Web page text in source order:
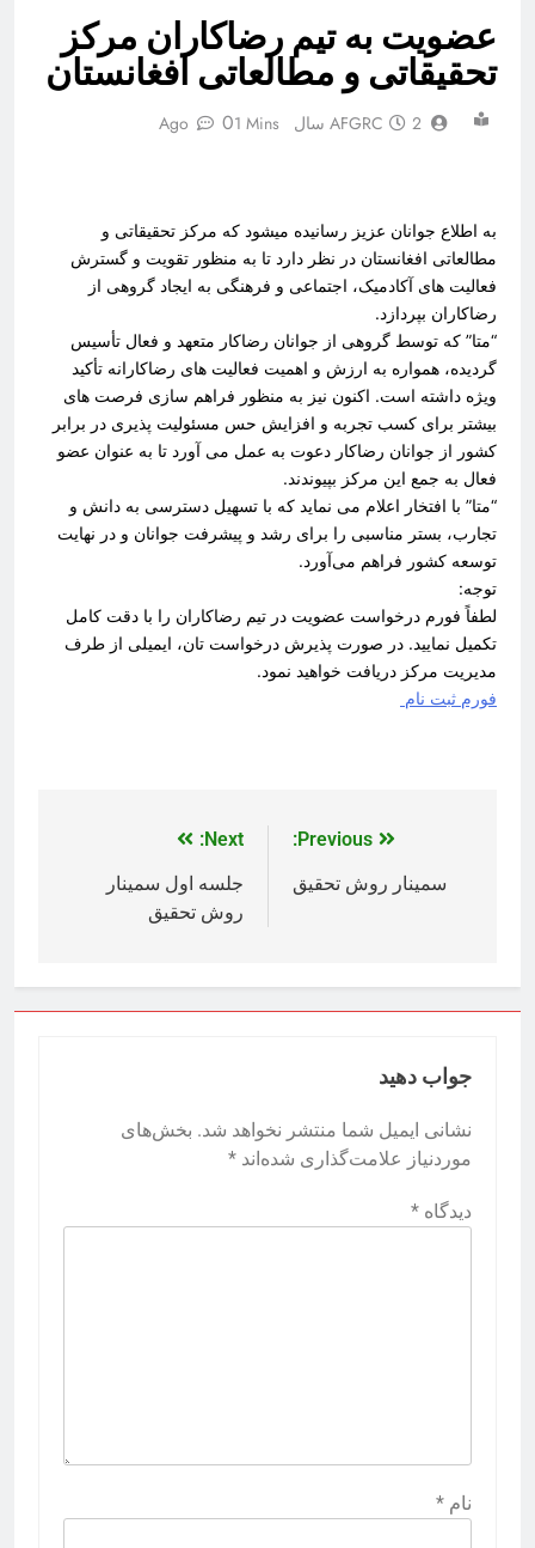
عضویت به تیم رضاکاران مرکز
تحقیقاتی و مطالعاتی افغانستان
AFGRC 2 سال Ago 01 Mins
به اطلاع جوانان عزیز رسانیده میشود که مرکز تحقیقاتی و
مطالعاتی افغانستان در نظر دارد تا به‌ منظور تقویت و گسترش
فعالیت‌ های آکادمیک، اجتماعی و فرهنگی به ایجاد گروهی از
رضاکاران بپردازد.
“متا” که توسط گروهی از جوانان رضاکار متعهد و فعال تأسیس
گردیده، همواره به ارزش و اهمیت فعالیت‌ های رضاکارانه تأکید
ویژه داشته است. اکنون نیز به ‌منظور فراهم ‌سازی فرصت ‌های
بیشتر برای کسب تجربه و افزایش حس مسئولیت‌ پذیری در برابر
کشور از جوانان رضاکار دعوت به عمل می آورد تا به ‌عنوان عضو
فعال به جمع این مرکز بپیوندند.
“متا” با افتخار اعلام می نماید که با تسهیل دسترسی به دانش و
تجارب، بستر مناسبی را برای رشد و پیشرفت جوانان و در نهایت
توسعه کشور فراهم می‌آورد.
توجه:
لطفاً فورم درخواست عضویت در تیم رضاکاران را با دقت کامل
تکمیل نمایید. در صورت پذیرش درخواست تان، ایمیلی از طرف
مدیریت مرکز دریافت خواهید نمود.
فورم ثبت نام
Previous:
سمینار روش تحقیق
Next:
جلسه اول سمینار
روش تحقیق
جواب دهید
نشانی ایمیل شما منتشر نخواهد شد. بخش‌های
موردنیاز علامت‌گذاری شده‌اند *
دیدگاه *
نام *